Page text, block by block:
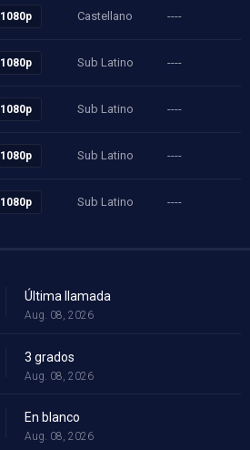
Castellano ----
Sub Latino ----
Sub Latino ----
Sub Latino ----
Sub Latino ----
Última llamada
Aug. 08, 2026
3 grados
Aug. 08, 2026
En blanco
Aug. 08, 2026